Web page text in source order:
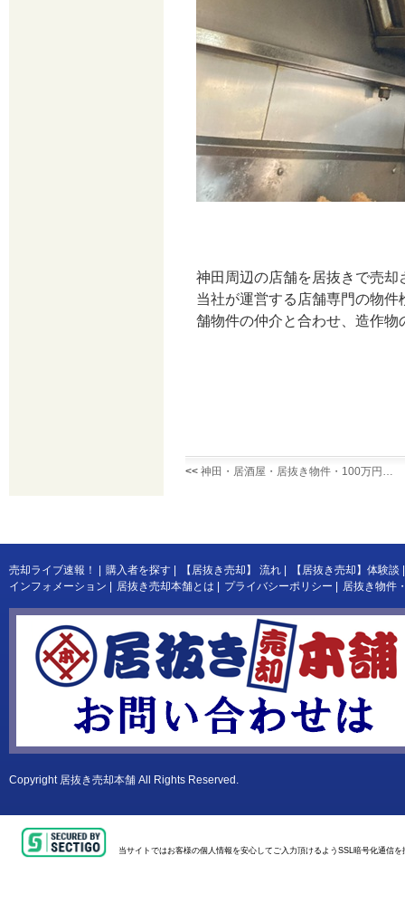
神田周辺の店舗を居抜きで売
当社が運営する店舗専門の物
舗物件の仲介と合わせ、造作
<< 神田・居酒屋・居抜き物件・100万円…
売却ライブ速報！ 購入者を探す 【居抜き売却】 流れ 【居抜き売却】体験談
インフォメーション
居抜き売却本舗とは プライバシーポリシー 居抜き物件
Copyright 居抜き売却本舗 All Rights Reserved.
当サイトではお客様の個人情報を安心してご入力頂けるようSSL暗号化通信